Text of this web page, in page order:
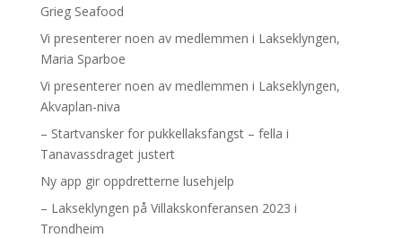
Grieg Seafood
Vi presenterer noen av medlemmen i Lakseklyngen,
Maria Sparboe
Vi presenterer noen av medlemmen i Lakseklyngen,
Akvaplan-niva
– Startvansker for pukkellaksfangst – fella i
Tanavassdraget justert
Ny app gir oppdretterne lusehjelp
– Lakseklyngen på Villakskonferansen 2023 i
Trondheim